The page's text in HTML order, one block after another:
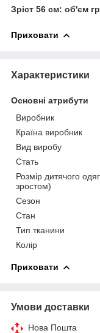
Зріст 56 см: об'єм
Приховати
Характеристики
Основні атрибути
Виробник
Країна виробник
Вид виробу
Стать
Розмір дитячого
зростом)
Сезон
Стан
Тип тканини
Колір
Приховати
Умови доставки
Нова Пошта